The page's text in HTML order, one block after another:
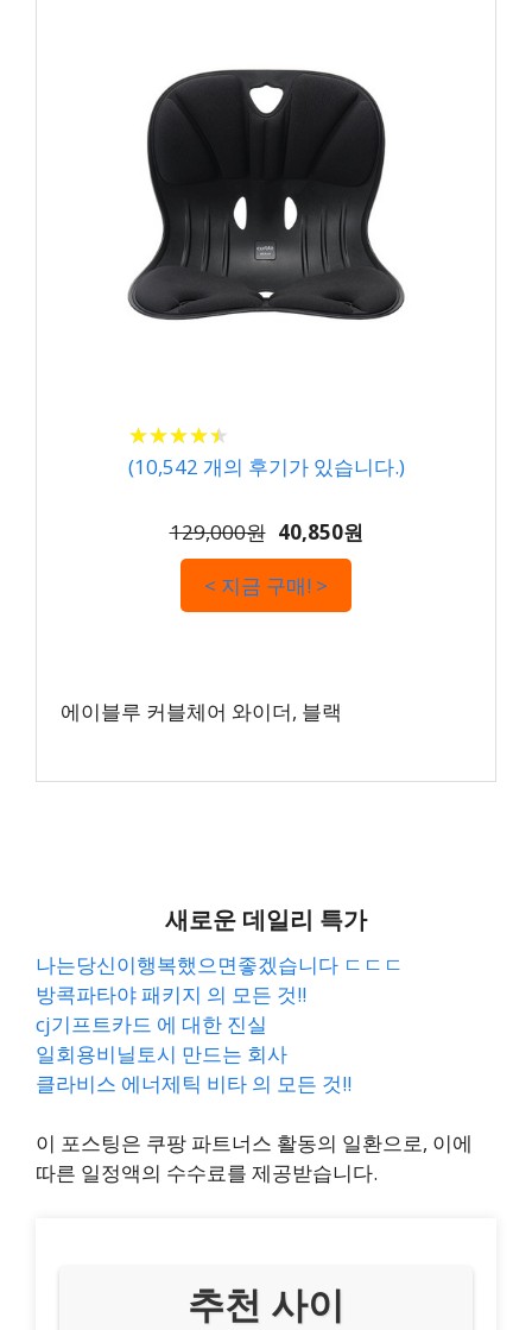
★★★★★
★★★★★
(10,542 개의 후기가 있습니다.)
129,000원 40,850원
< 지금 구매! >
에이블루 커블체어 와이더, 블랙
새로운 데일리 특가
나는당신이행복했으면좋겠습니다 ㄷㄷㄷ
방콕파타야 패키지 의 모든 것!!
cj기프트카드 에 대한 진실
일회용비닐토시 만드는 회사
클라비스 에너제틱 비타 의 모든 것!!
이 포스팅은 쿠팡 파트너스 활동의 일환으로, 이에
따른 일정액의 수수료를 제공받습니다.
추천 사이